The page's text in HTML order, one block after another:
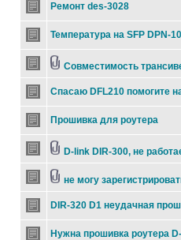
Ремонт des-3028
Температура на SFP DPN-
Совместимость
Спасаю DFL210 помогите
Прошивка для роутера
D-link DIR-300, не
не могу
DIR-320 D1 неудачная
Нужна прошивка роутера